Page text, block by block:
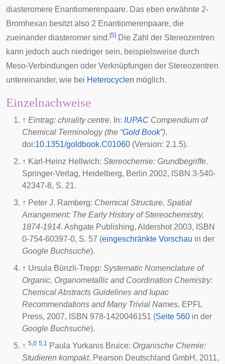
diasteromere Enantiomerenpaare. Das eben erwähnte 2-
Bromhexan besitzt also 2 Enantiomerenpaare, die
zueinander diasteromer sind. [5] Die Zahl der Stereozentren
kann jedoch auch niedriger sein, beispielsweise durch
Meso-Verbindungen oder Verknüpfungen der Stereozentren
untereinander, wie bei Heterocyclen möglich.
Einzelnachweise
↑ Eintrag: chirality centre. In: IUPAC Compendium of
Chemical Terminology (the “Gold Book”).
doi:10.1351/goldbook.C01060 (Version: 2.1.5).
↑ Karl-Heinz Hellwich: Stereochemie: Grundbegriffe.
Springer-Verlag, Heidelberg, Berlin 2002, ISBN 3-540-
42347-8, S. 21.
↑ Peter J. Ramberg: Chemical Structure, Spatial
Arrangement: The Early History of Stereochemistry,
1874-1914. Ashgate Publishing, Aldershot 2003, ISBN
0-754-60397-0, S. 57 (eingeschränkte Vorschau in der
Google Buchsuche).
↑ Ursula Bünzli-Trepp: Systematic Nomenclature of
Organic, Organometallic and Coordination Chemistry:
Chemical Abstracts Guidelines and Iupac
Recommendations and Many Trivial Names. EPFL
Press, 2007, ISBN 978-1420046151 (Seite 560 in der
Google Buchsuche).
↑ 5,0 5,1 Paula Yurkanis Bruice: Organische Chemie:
Studieren kompakt. Pearson Deutschland GmbH, 2011,